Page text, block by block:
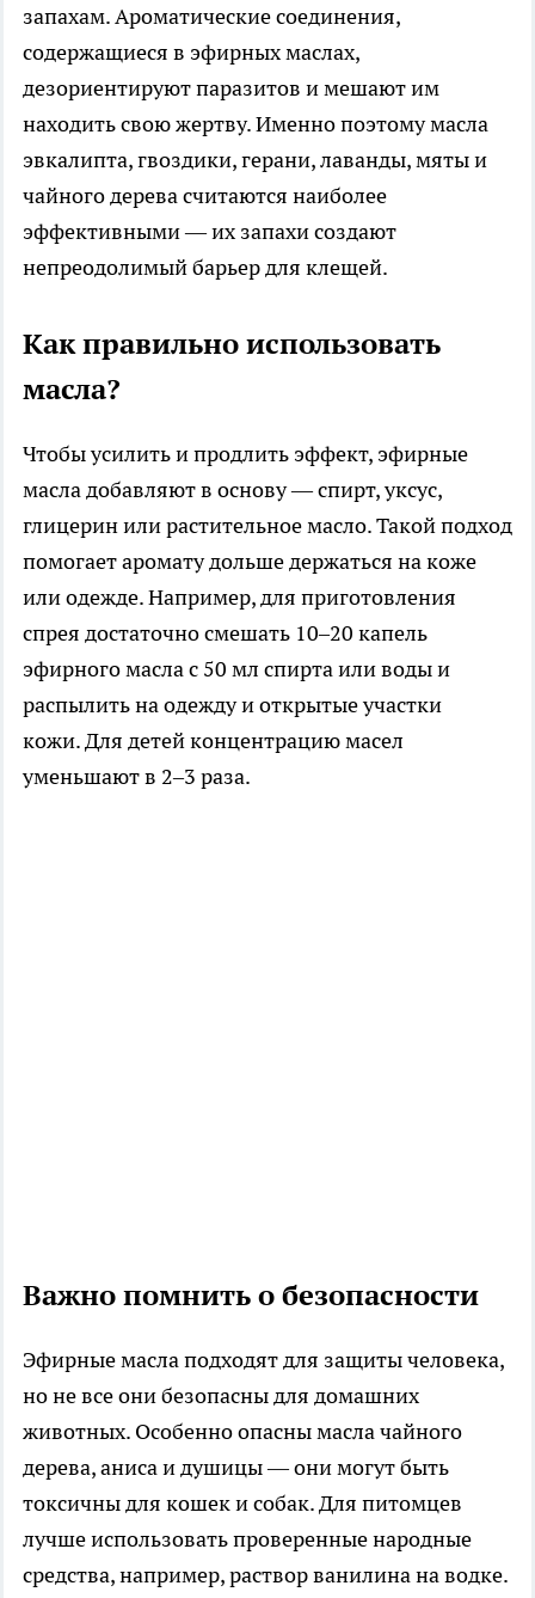
запахам. Ароматические соединения,
содержащиеся в эфирных маслах,
дезориентируют паразитов и мешают им
находить свою жертву. Именно поэтому масла
эвкалипта, гвоздики, герани, лаванды, мяты и
чайного дерева считаются наиболее
эффективными — их запахи создают
непреодолимый барьер для клещей.
Как правильно использовать
масла?
Чтобы усилить и продлить эффект, эфирные
масла добавляют в основу — спирт, уксус,
глицерин или растительное масло. Такой подход
помогает аромату дольше держаться на коже
или одежде. Например, для приготовления
спрея достаточно смешать 10–20 капель
эфирного масла с 50 мл спирта или воды и
распылить на одежду и открытые участки
кожи. Для детей концентрацию масел
уменьшают в 2–3 раза.
Важно помнить о безопасности
Эфирные масла подходят для защиты человека,
но не все они безопасны для домашних
животных. Особенно опасны масла чайного
дерева, аниса и душицы — они могут быть
токсичны для кошек и собак. Для питомцев
лучше использовать проверенные народные
средства, например, раствор ванилина на водке.